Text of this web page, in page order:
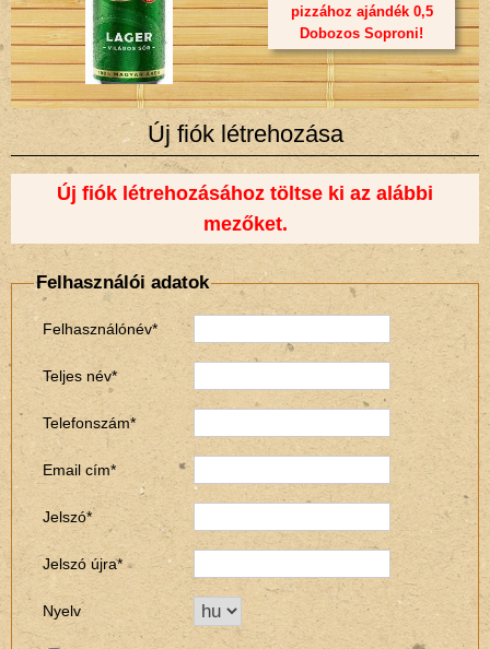
pizzához ajándék 0,5
Dobozos Soproni!
Új fiók létrehozása
Új fiók létrehozásához töltse ki az alábbi
mezőket.
Felhasználói adatok
Felhasználónév*
Teljes név*
Telefonszám*
Email cím*
Jelszó*
Jelszó újra*
Nyelv